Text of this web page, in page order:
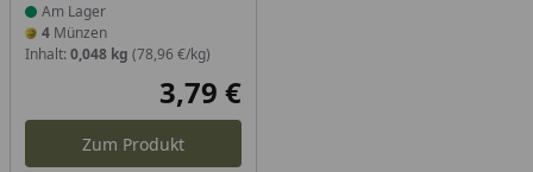
Am Lager
4 Münzen
Inhalt: 0,048 kg (78,96 €/kg)
Aktueller Preis
3,79 €
Zum Produkt